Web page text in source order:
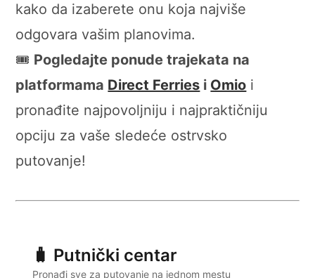
kako da izaberete onu koja najviše
odgovara vašim planovima.
🎟️ Pogledajte ponude trajekata na
platformama Direct Ferries i Omio i
pronađite najpovoljniju i najpraktičniju
opciju za vaše sledeće ostrvsko
putovanje!